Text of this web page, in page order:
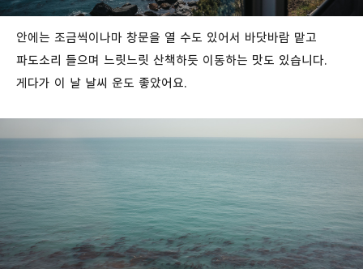
안에는 조금씩이나마 창문을 열 수도 있어서 바닷바람 맡고
파도소리 들으며 느릿느릿 산책하듯 이동하는 맛도 있습니다.
게다가 이 날 날씨 운도 좋았어요.